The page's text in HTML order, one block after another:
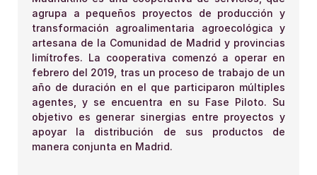
agrupa a pequeños proyectos de producción y
transformación agroalimentaria agroecológica y
artesana de la Comunidad de Madrid y provincias
limítrofes. La cooperativa comenzó a operar en
febrero del 2019, tras un proceso de trabajo de un
año de duración en el que participaron múltiples
agentes, y se encuentra en su Fase Piloto. Su
objetivo es generar sinergias entre proyectos y
apoyar la distribución de sus productos de
manera conjunta en Madrid.